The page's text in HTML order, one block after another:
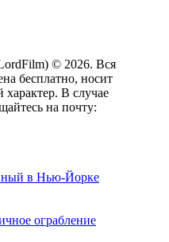
© 2026. Вся
бесплатно, носит
В случае
на почту:
в Нью-Йорке
ограбление